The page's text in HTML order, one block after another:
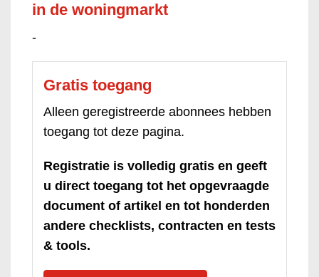
in de woningmarkt
-
Gratis toegang
Alleen geregistreerde abonnees hebben
toegang tot deze pagina.
Registratie is volledig gratis en geeft
u direct toegang tot het opgevraagde
document of artikel en tot honderden
andere checklists, contracten en tests
& tools.